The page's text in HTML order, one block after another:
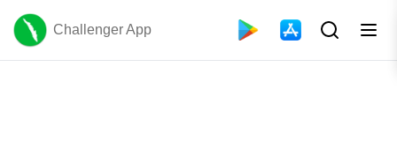
Challenger App